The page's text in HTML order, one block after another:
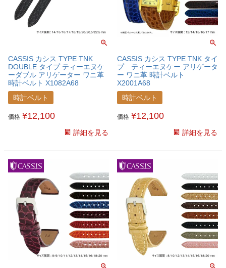
CASSIS カシス TYPE TNK
DOUBLE タイプ ティーエヌケ
ーダブル アリゲーター ワニ革
時計ベルト X1082A68
時計ベルト
価格 ¥12,100
詳細を見る
CASSIS カシス TYPE TNK タイ
プ ティーエヌケー アリゲータ
ー ワニ革 時計ベルト
X2001A68
時計ベルト
価格 ¥12,100
詳細を見る